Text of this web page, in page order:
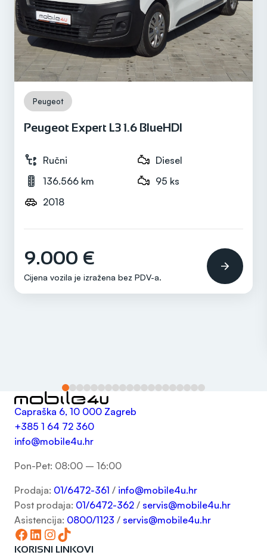
Peugeot
Peugeot Expert L3 1.6 BlueHDI
Ručni
Diesel
136.566 km
95 ks
2018
9.000 €
Cijena vozila je izražena bez PDV-a.
Capraška 6, 10 000 Zagreb
+385 1 64 72 360
info@mobile4u.hr
Pon-Pet: 08:00 – 16:00
Prodaja: 01/6472-361 / info@mobile4u.hr
Post prodaja: 01/6472-362 / servis@mobile4u.hr
Asistencija: 0800/1123 / servis@mobile4u.hr
Facebook LinkedIn InstagramTikTok
KORISNI LINKOVI